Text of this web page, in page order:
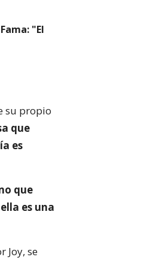
"El
su propio
que
es
que
es una
Joy, se